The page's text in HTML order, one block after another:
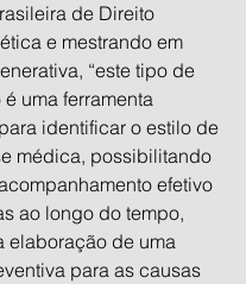
de Direito
e mestrando em
“este tipo de
uma ferramenta
identificar o estilo de
médica, possibilitando
efetivo
ao longo do tempo,
elaboração de uma
para as causas